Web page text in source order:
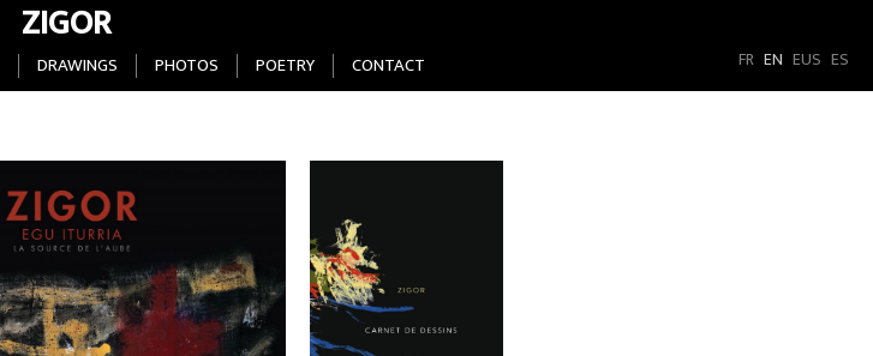
ZIGOR
DRAWINGS PHOTOS POETRY CONTACT FR EN EUS ES